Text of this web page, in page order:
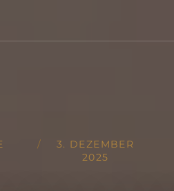
/
3. DEZEMBER
2025